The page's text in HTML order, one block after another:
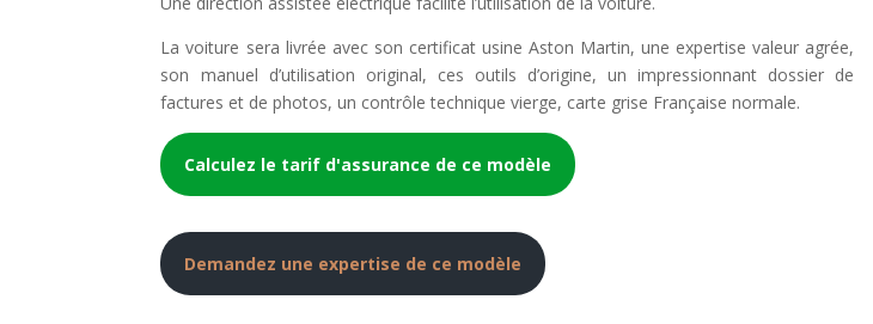
La voiture sera livrée avec son certificat usine Aston Martin, une expertise valeur agrée,
son manuel d’utilisation original, ces outils d’origine, un impressionnant dossier de
factures et de photos, un contrôle technique vierge, carte grise Française normale.
Calculez le tarif d'assurance de ce modèle
Demandez une expertise de ce modèle